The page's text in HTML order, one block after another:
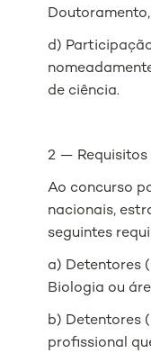
d)
de ciência.
2 — Requisitos
Ao concurso
nacionais,
seguintes
a) Detentores
Biologia ou
b) Detentores
profissional